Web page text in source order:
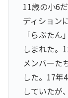
11歳の小6
ディション
「らぶた
しまれた。
メンバーた
した。17年
していたが